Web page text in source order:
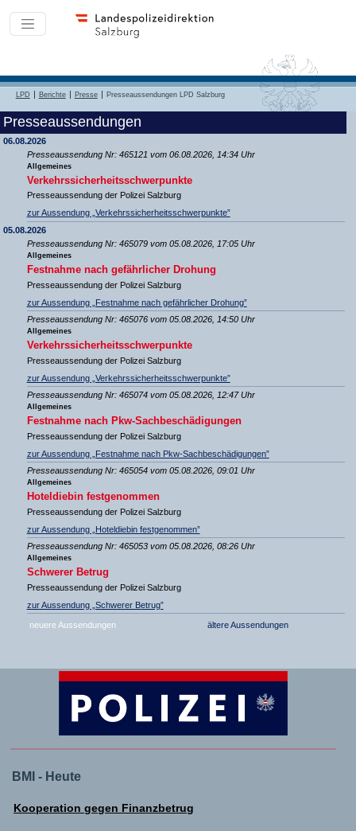
LPD Berichte Presse Presseaussendungen LPD Salzburg
Presseaussendungen
06.08.2026
Presseaussendung Nr: 465121 vom 06.08.2026, 14:34 Uhr
Allgemeines
Verkehrssicherheitsschwerpunkte
Presseaussendung der Polizei Salzburg
zur Aussendung „Verkehrssicherheitsschwerpunkte”
05.08.2026
Presseaussendung Nr: 465079 vom 05.08.2026, 17:05 Uhr
Allgemeines
Festnahme nach gefährlicher Drohung
Presseaussendung der Polizei Salzburg
zur Aussendung „Festnahme nach gefährlicher Drohung”
Presseaussendung Nr: 465076 vom 05.08.2026, 14:50 Uhr
Allgemeines
Verkehrssicherheitsschwerpunkte
Presseaussendung der Polizei Salzburg
zur Aussendung „Verkehrssicherheitsschwerpunkte”
Presseaussendung Nr: 465074 vom 05.08.2026, 12:47 Uhr
Allgemeines
Festnahme nach Pkw-Sachbeschädigungen
Presseaussendung der Polizei Salzburg
zur Aussendung „Festnahme nach Pkw-Sachbeschädigungen”
Presseaussendung Nr: 465054 vom 05.08.2026, 09:01 Uhr
Allgemeines
Hoteldiebin festgenommen
Presseaussendung der Polizei Salzburg
zur Aussendung „Hoteldiebin festgenommen”
Presseaussendung Nr: 465053 vom 05.08.2026, 08:26 Uhr
Allgemeines
Schwerer Betrug
Presseaussendung der Polizei Salzburg
zur Aussendung „Schwerer Betrug”
neuere Aussendungen ältere Aussendungen
BMI - Heute
Kooperation gegen Finanzbetrug